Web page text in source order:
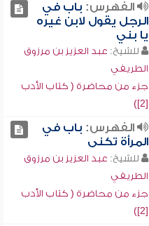
الفهرس: باب في
الرجل يقول لابن غيره
يا بني
للشيخ: عبد العزيز بن مرزوق
الطريفي
جزء من محاضرة ( كتاب الأدب
[2])
الفهرس: باب في
المرأة تكنى
للشيخ: عبد العزيز بن مرزوق
الطريفي
جزء من محاضرة ( كتاب الأدب
[2])